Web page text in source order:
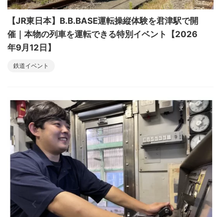
【JR東日本】B.B.BASE運転操縦体験を君津駅で開
催｜本物の列車を運転できる特別イベント【2026
年9月12日】
鉄道イベント